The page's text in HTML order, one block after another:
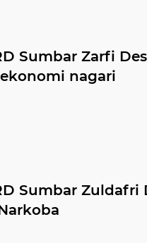
Sumbar Zarfi
nagari
Sumbar Zuldafri